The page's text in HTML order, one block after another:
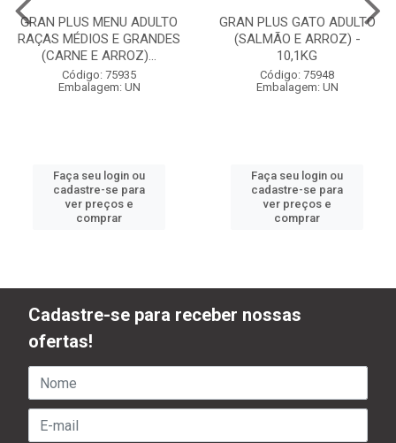
GRAN PLUS MENU ADULTO
RAÇAS MÉDIOS E GRANDES
(CARNE E ARROZ)...
Código: 75935
Embalagem: UN
Faça seu login ou
cadastre-se para
ver preços e
comprar
GRAN PLUS GATO ADULTO
(SALMÃO E ARROZ) -
10,1KG
Código: 75948
Embalagem: UN
Faça seu login ou
cadastre-se para
ver preços e
comprar
Cadastre-se para receber nossas
ofertas!